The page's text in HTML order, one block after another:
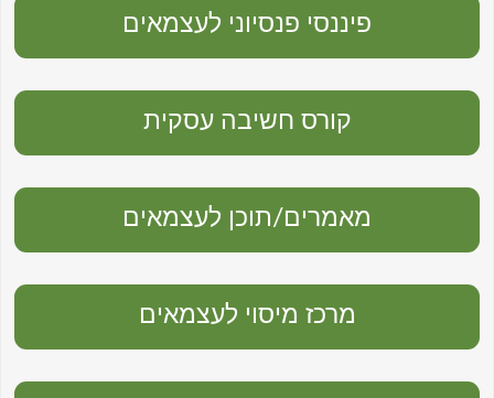
פיננסי פנסיוני לעצמאים
קורס חשיבה עסקית
מאמרים/תוכן לעצמאים
מרכז מיסוי לעצמאים